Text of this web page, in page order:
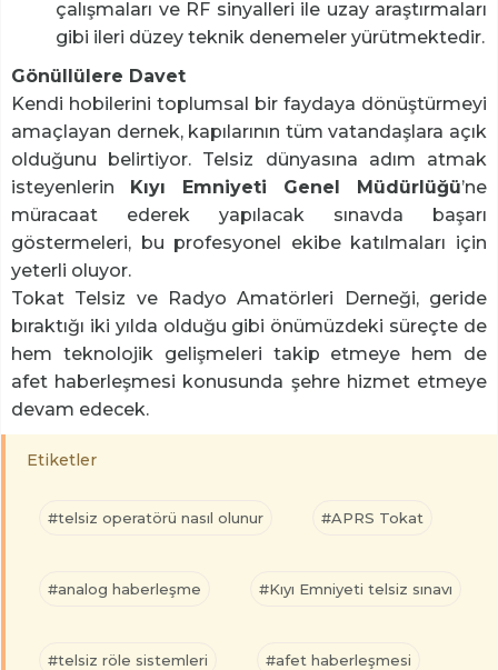
çalışmaları ve RF sinyalleri ile uzay araştırmaları
gibi ileri düzey teknik denemeler yürütmektedir.
Gönüllülere Davet
Kendi hobilerini toplumsal bir faydaya dönüştürmeyi
amaçlayan dernek, kapılarının tüm vatandaşlara açık
olduğunu belirtiyor. Telsiz dünyasına adım atmak
isteyenlerin Kıyı Emniyeti Genel Müdürlüğü’ne
müracaat ederek yapılacak sınavda başarı
göstermeleri, bu profesyonel ekibe katılmaları için
yeterli oluyor.
Tokat Telsiz ve Radyo Amatörleri Derneği, geride
bıraktığı iki yılda olduğu gibi önümüzdeki süreçte de
hem teknolojik gelişmeleri takip etmeye hem de
afet haberleşmesi konusunda şehre hizmet etmeye
devam edecek.
Etiketler
#telsiz operatörü nasıl olunur #APRS Tokat
#analog haberleşme #Kıyı Emniyeti telsiz sınavı
#telsiz röle sistemleri #afet haberleşmesi